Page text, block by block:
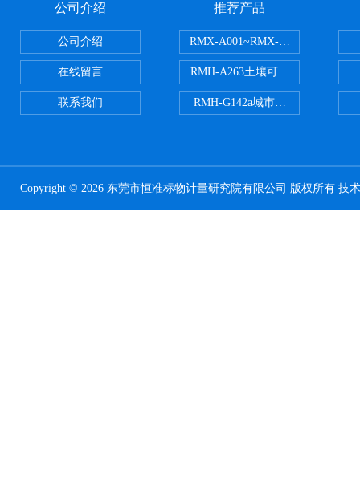
公司介绍
公司介绍
在线留言
联系我们
推荐产品
RMX-A001~RMX-A002丙烯酸涂
RMH-A263土壤可交换酸度分析标
RMH-G142a城市污水处理污泥中
Copyright © 2026 东莞市恒准标物计量研究院有限公司 版权所有 技